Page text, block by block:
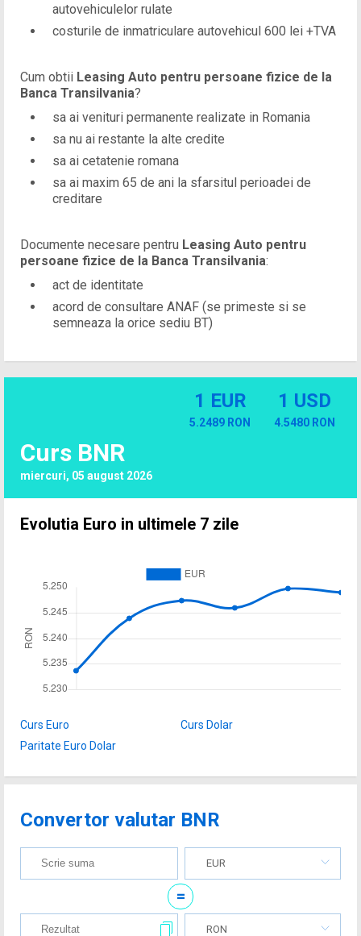
autovehiculelor rulate
costurile de inmatriculare autovehicul 600 lei +TVA
Cum obtii Leasing Auto pentru persoane fizice de la
Banca Transilvania?
sa ai venituri permanente realizate in Romania
sa nu ai restante la alte credite
sa ai cetatenie romana
sa ai maxim 65 de ani la sfarsitul perioadei de
creditare
Documente necesare pentru Leasing Auto pentru
persoane fizice de la Banca Transilvania:
act de identitate
acord de consultare ANAF (se primeste si se
semneaza la orice sediu BT)
Curs BNR
miercuri, 05 august 2026
1 EUR
5.2489 RON
1 USD
4.5480 RON
Evolutia Euro in ultimele 7 zile
Curs Euro
Curs Dolar
Paritate Euro Dolar
Convertor valutar BNR
EUR
=
RON